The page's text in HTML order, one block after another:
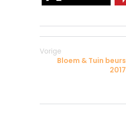
Vorige
Bloem & Tuin beurs
2017